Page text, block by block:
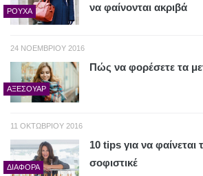
ΡΟΎΧΑ
να φαίνονται ακριβά
24 ΝΟΕΜΒΡΊΟΥ 2016
ΑΞΕΣΟΥΆΡ
Πώς να φορέσετε τα
11 ΟΚΤΩΒΡΊΟΥ 2016
ΔΙΆΦΟΡΑ
10 tips για να φαίνεται
σοφιστικέ